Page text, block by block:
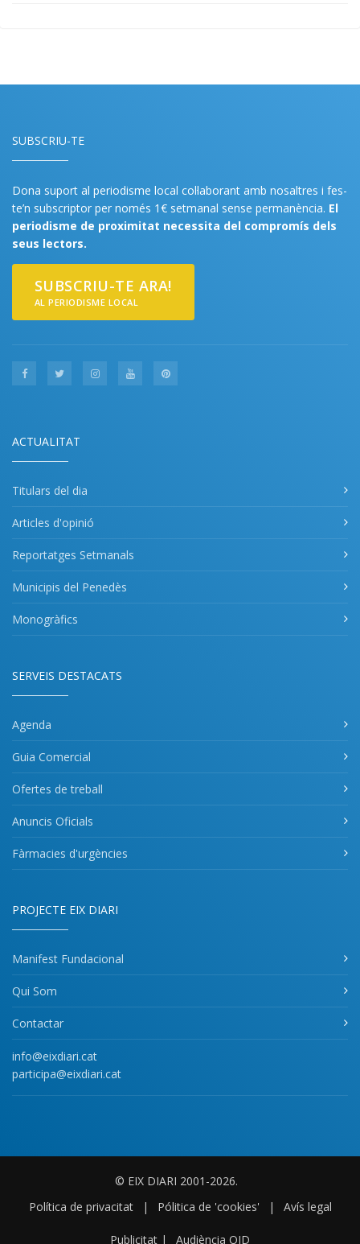
SUBSCRIU-TE
Dona suport al periodisme local col·laborant amb nosaltres i fes-
te’n subscriptor per només 1€ setmanal sense permanència. El
periodisme de proximitat necessita del compromís dels
seus lectors.
SUBSCRIU-TE ARA!
AL PERIODISME LOCAL
ACTUALITAT
Titulars del dia
Articles d'opinió
Reportatges Setmanals
Municipis del Penedès
Monogràfics
SERVEIS DESTACATS
Agenda
Guia Comercial
Ofertes de treball
Anuncis Oficials
Fàrmacies d'urgències
PROJECTE EIX DIARI
Manifest Fundacional
Qui Som
Contactar
info@eixdiari.cat
participa@eixdiari.cat
© EIX DIARI 2001-2026.
Política de privacitat
| Pólitica de 'cookies' | Avís legal
Publicitat | Audiència OJD